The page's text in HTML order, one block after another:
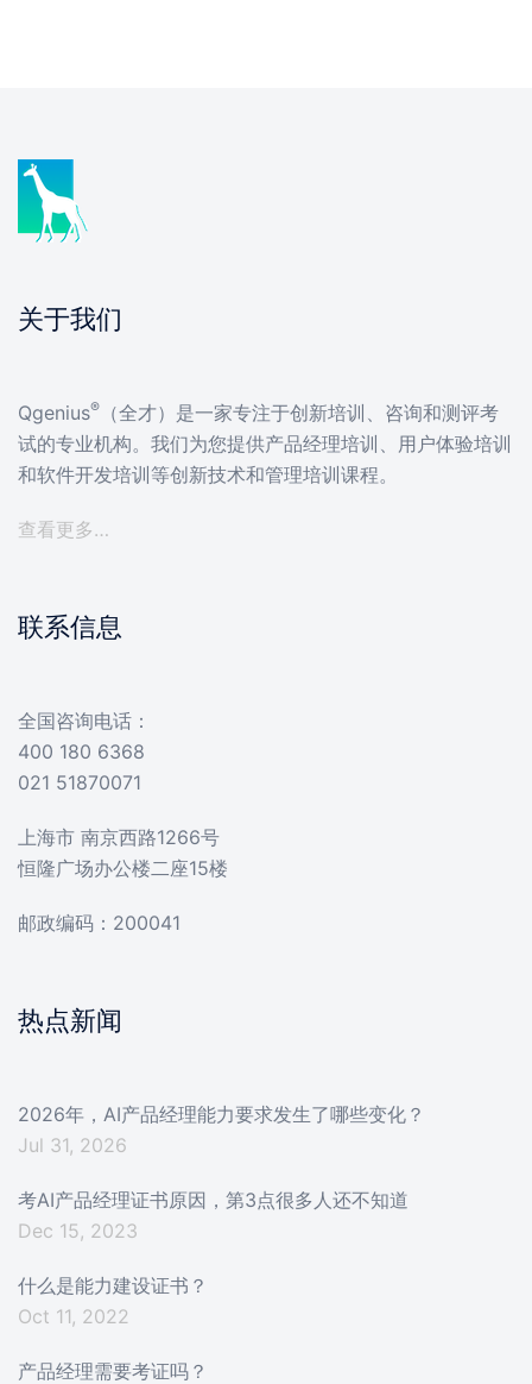
关于我们
Qgenius®
（全才）是一家专注于创新培训、咨询和测评考
试的专业机构。我们为您提供产品经理培训、用户体验培训
和软件开发培训等创新技术和管理培训课程。
查看更多…
联系信息
全国咨询电话：
400 180 6368
021 51870071
上海市 南京西路1266号
恒隆广场办公楼二座15楼
邮政编码：200041
热点新闻
2026年，AI产品经理能力要求发生了哪些变化？
Jul 31, 2026
考AI产品经理证书原因，第3点很多人还不知道
Dec 15, 2023
什么是能力建设证书？
Oct 11, 2022
产品经理需要考证吗？